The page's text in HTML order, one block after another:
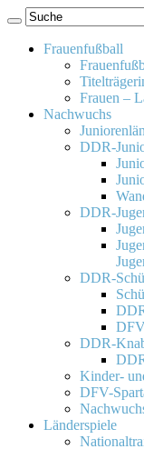
Frauenfußball
Frauen –
Nachwuchs
DDR-
DDR-
DDR-
DDR-
Kinder-
DFV-
Länderspiele